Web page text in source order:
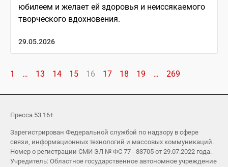
юбилеем и желает ей здоровья и неиссякаемого
творческого вдохновения.
29.05.2026
1 … 13 14 15 16 17 18 19 … 269
Пресса 53 16+
Зарегистрирован Федеральной службой по надзору в сфере
связи, информационных технологий и массовых коммуникаций.
Номер о регистрации СМИ ЭЛ № ФС 77 - 83705 от 29.07.2022 года.
Учредитель: Областное государственное автономное учреждение